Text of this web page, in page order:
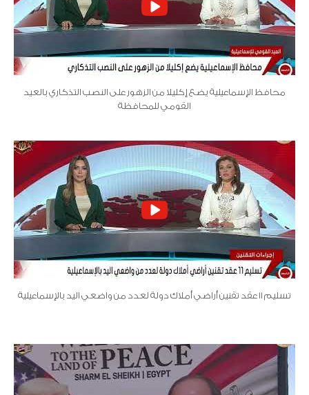
محافظ الإسماعيلية يضع إكليلا من الزهور على النصب التذكاري بالعيد
القومي للمحافظة
تسليم 11 عقد تقنين أراضي أملاك دولة لعدد من واضعي اليد بالإسماعيلية